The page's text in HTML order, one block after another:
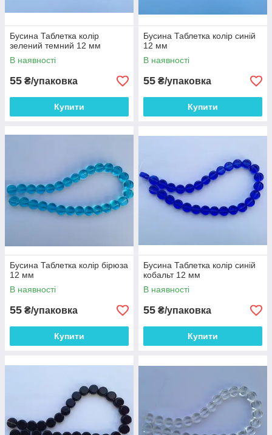
Бусина Таблетка колір
зелений темний 12 мм
В наявності
55 ₴/упаковка
Купити
Бусина Таблетка колір синій
12 мм
В наявності
55 ₴/упаковка
Купити
Бусина Таблетка колір бірюза
12 мм
В наявності
55 ₴/упаковка
Купити
Бусина Таблетка колір синій
кобальт 12 мм
В наявності
55 ₴/упаковка
Купити